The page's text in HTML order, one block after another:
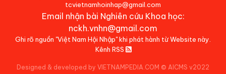
tcvietnamhoinhap@gmail.com
Email nhận bài Nghiên cứu Khoa học:
nckh.vnhn@gmail.com
Ghi rõ nguồn "Việt Nam Hội Nhập" khi phát hành từ Website này.
Kênh RSS
Designed & developed by VIETNAMPEDIA.COM © AICMS v2022